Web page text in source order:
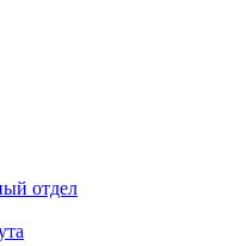
отдел